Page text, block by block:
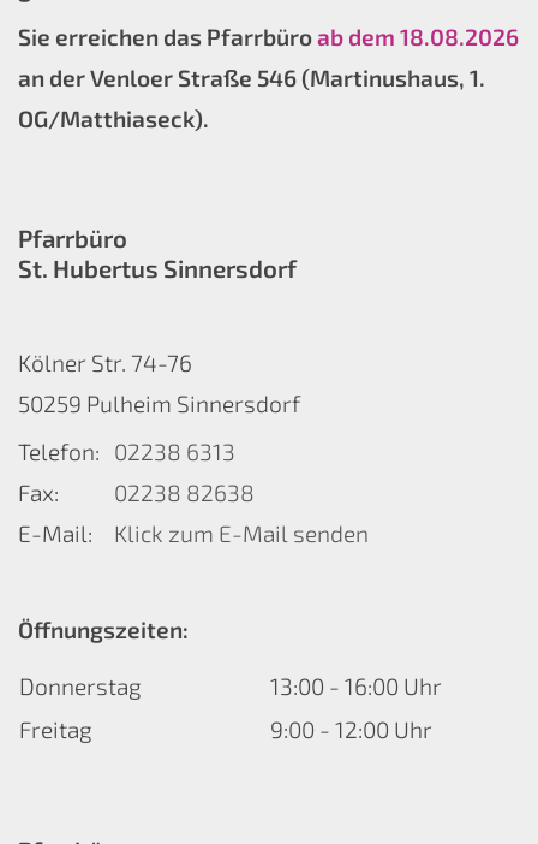
Sie erreichen das Pfarrbüroab dem 18.08.2026
an der Venloer Straße 546 (Martinushaus, 1.
OG/Matthiaseck).
Pfarrbüro
St. Hubertus Sinnersdorf
Kölner Str. 74-76
50259 Pulheim Sinnersdorf
Telefon:
02238 6313
Fax:
02238 82638
E-Mail:
Klick zum E-Mail senden
Öffnungszeiten:
Donnerstag
13:00 - 16:00 Uhr
Freitag
9:00 - 12:00 Uhr